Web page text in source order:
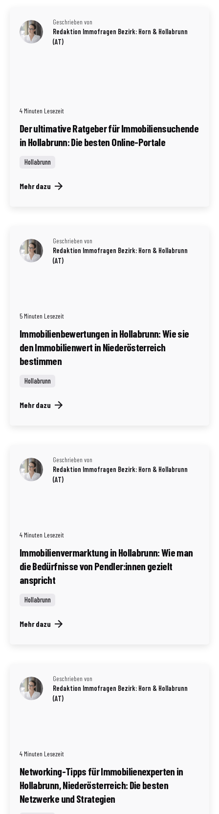
Geschrieben von
Redaktion Immofragen Bezirk: Horn & Hollabrunn
(AT)
4 Minuten Lesezeit
Der ultimative Ratgeber für Immobiliensuchende
in Hollabrunn: Die besten Online-Portale
Hollabrunn
Mehr dazu
Geschrieben von
Redaktion Immofragen Bezirk: Horn & Hollabrunn
(AT)
5 Minuten Lesezeit
Immobilienbewertungen in Hollabrunn: Wie sie
den Immobilienwert in Niederösterreich
bestimmen
Hollabrunn
Mehr dazu
Geschrieben von
Redaktion Immofragen Bezirk: Horn & Hollabrunn
(AT)
4 Minuten Lesezeit
Immobilienvermarktung in Hollabrunn: Wie man
die Bedürfnisse von Pendler:innen gezielt
anspricht
Hollabrunn
Mehr dazu
Geschrieben von
Redaktion Immofragen Bezirk: Horn & Hollabrunn
(AT)
4 Minuten Lesezeit
Networking-Tipps für Immobilienexperten in
Hollabrunn, Niederösterreich: Die besten
Netzwerke und Strategien